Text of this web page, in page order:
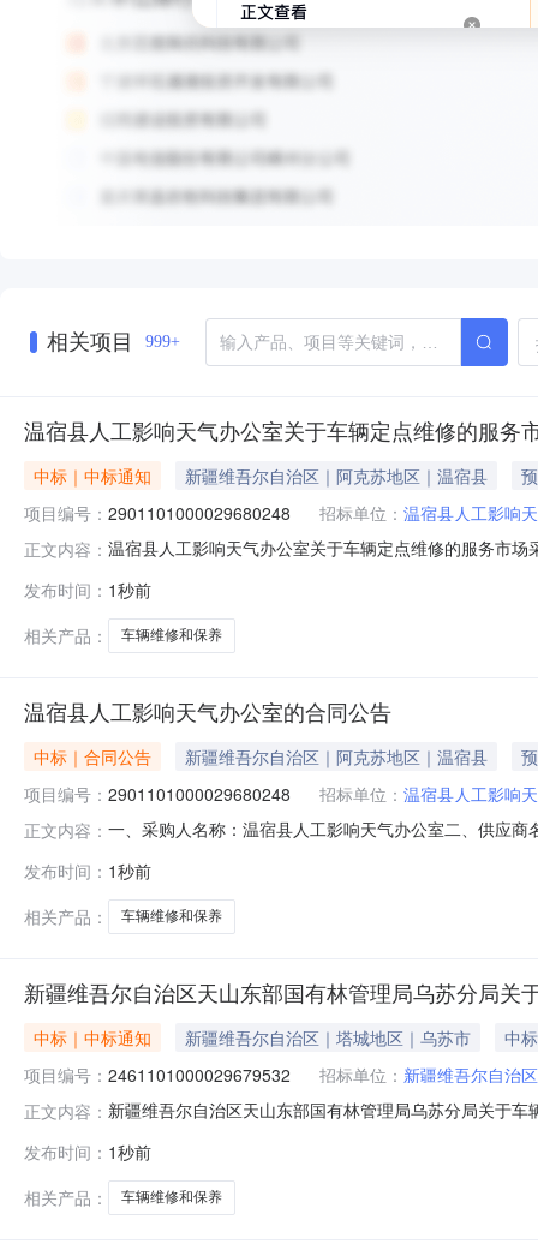
相关项目 999+
温宿县人工影响天气办公室关于车辆定点维修的服务
中标｜中标通知 新疆维吾尔自治区｜阿克苏地区｜温宿县
项目编号： 2901101000029680248 招标单位： 温宿县人工影响
正文内容： 温宿县人工影响天气办公室关于车辆定点维修的服务市
号:采购计划金额（元）:项目所在行政区划编码:652922
发布时间： 1秒前
相关产品：
车辆维修和保养
温宿县人工影响天气办公室的合同公告
中标｜合同公告 新疆维吾尔自治区｜阿克苏地区｜温宿县
项目编号： 2901101000029680248 招标单位： 温宿县人工影响
正文内容： 一、采购人名称：温宿县人工影响天气办公室二、供应
1.001110011100服务要求或标的基本概况：七、其它事
系电话
发布时间： 1秒前
相关产品：
车辆维修和保养
新疆维吾尔自治区天山东部国有林管理局乌苏分局
中标｜中标通知 新疆维吾尔自治区｜塔城地区｜乌苏市
中
项目编号： 2461101000029679532 招标单位： 新疆维吾尔自治
正文内容： 新疆维吾尔自治区天山东部国有林管理局乌苏分局关于
里很别克（经办）项目联系电话:18861873918采购计划
发布时间： 1秒前
相关产品：
车辆维修和保养